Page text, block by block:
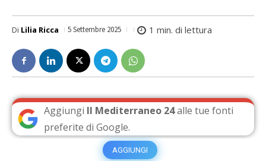
Di Lilia Ricca 5 Settembre 2025 1 min. di lettura
Aggiungi Il Mediterraneo 24alle tue fonti
preferite di Google.
AGGIUNGI